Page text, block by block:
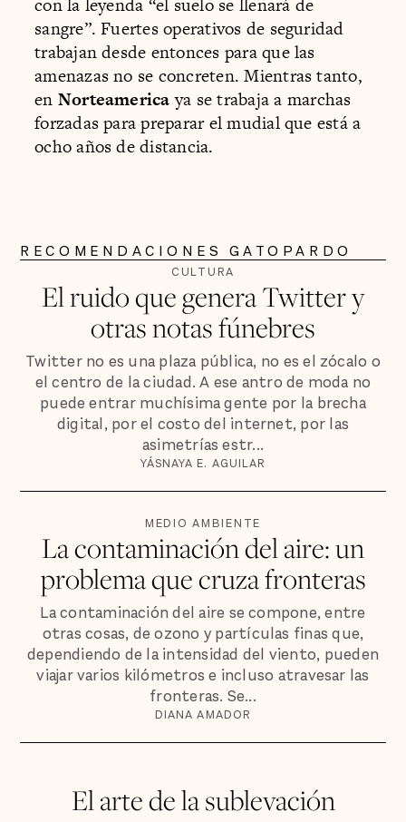
con la leyenda “el suelo se llenará de
sangre”. Fuertes operativos de seguridad
trabajan desde entonces para que las
amenazas no se concreten. Mientras tanto,
en Norteamericaya se trabaja a marchas
forzadas para preparar el mudial que está a
ocho años de distancia.
RECOMENDACIONES GATOPARDO
CULTURA
El ruido que genera Twitter y
otras notas fúnebres
Twitter no es una plaza pública, no es el zócalo o
el centro de la ciudad. A ese antro de moda no
puede entrar muchísima gente por la brecha
digital, por el costo del internet, por las
asimetrías estr...
YÁSNAYA E. AGUILAR
MEDIO AMBIENTE
La contaminación del aire: un
problema que cruza fronteras
La contaminación del aire se compone, entre
otras cosas, de ozono y partículas finas que,
dependiendo de la intensidad del viento, pueden
viajar varios kilómetros e incluso atravesar las
fronteras. Se...
DIANA AMADOR
El arte de la sublevación